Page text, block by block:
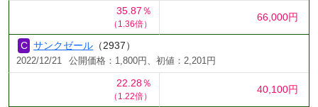
35.87％
（1.36倍）
66,000円
サンクゼール （2937）
2022/12/21 公開価格：1,800円、初値：2,201円
22.28％
（1.22倍）
40,100円